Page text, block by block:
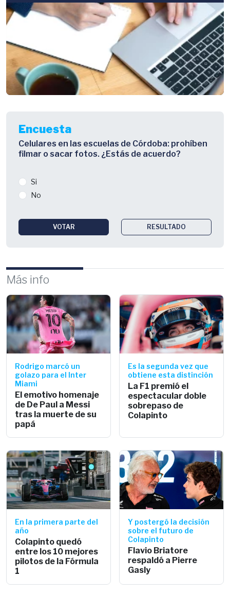
Encuesta
Celulares en las escuelas de Córdoba: prohíben
filmar o sacar fotos. ¿Estás de acuerdo?
Si
No
VOTAR RESULTADO
Más info
Rodrigo marcó un
golazo para el Inter
Miami
El emotivo homenaje
de De Paul a Messi
tras la muerte de su
papá
Es la segunda vez que
obtiene esta distinción
La F1 premió el
espectacular doble
sobrepaso de
Colapinto
En la primera parte del
año
Colapinto quedó
entre los 10 mejores
pilotos de la Fórmula
1
Y postergó la decisión
sobre el futuro de
Colapinto
Flavio Briatore
respaldó a Pierre
Gasly